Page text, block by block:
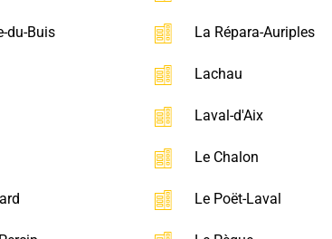
du-Buis La Répara-Auriples
Lachau
Laval-d'Aix
Le Chalon
Le Poët-Laval